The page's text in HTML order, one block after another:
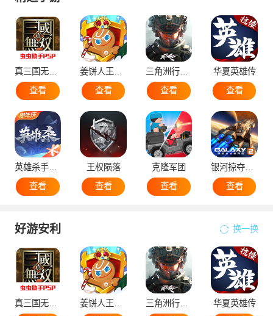
真三国无双5
查看
查看
三角洲行动手机版
查看
华夏英雄传
查看
英雄杀手机版
查看
王权陨落
查看
克隆军团
查看
查看
好游安利 换一换
真三国无双5
三角洲行动手机版
华夏英雄传